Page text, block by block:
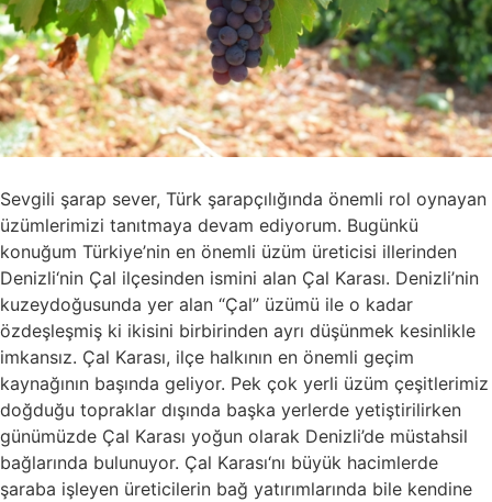
Sevgili şarap sever, Türk şarapçılığında önemli rol oynayan
üzümlerimizi tanıtmaya devam ediyorum. Bugünkü
konuğum Türkiye’nin en önemli üzüm üreticisi illerinden
Denizli‘nin Çal ilçesinden ismini alan Çal Karası. Denizli’nin
kuzeydoğusunda yer alan “Çal” üzümü ile o kadar
özdeşleşmiş ki ikisini birbirinden ayrı düşünmek kesinlikle
imkansız. Çal Karası, ilçe halkının en önemli geçim
kaynağının başında geliyor. Pek çok yerli üzüm çeşitlerimiz
doğduğu topraklar dışında başka yerlerde yetiştirilirken
günümüzde Çal Karası yoğun olarak Denizli’de müstahsil
bağlarında bulunuyor. Çal Karası‘nı büyük hacimlerde
şaraba işleyen üreticilerin bağ yatırımlarında bile kendine